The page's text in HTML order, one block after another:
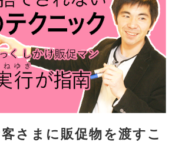
さまに販促物を渡すこ